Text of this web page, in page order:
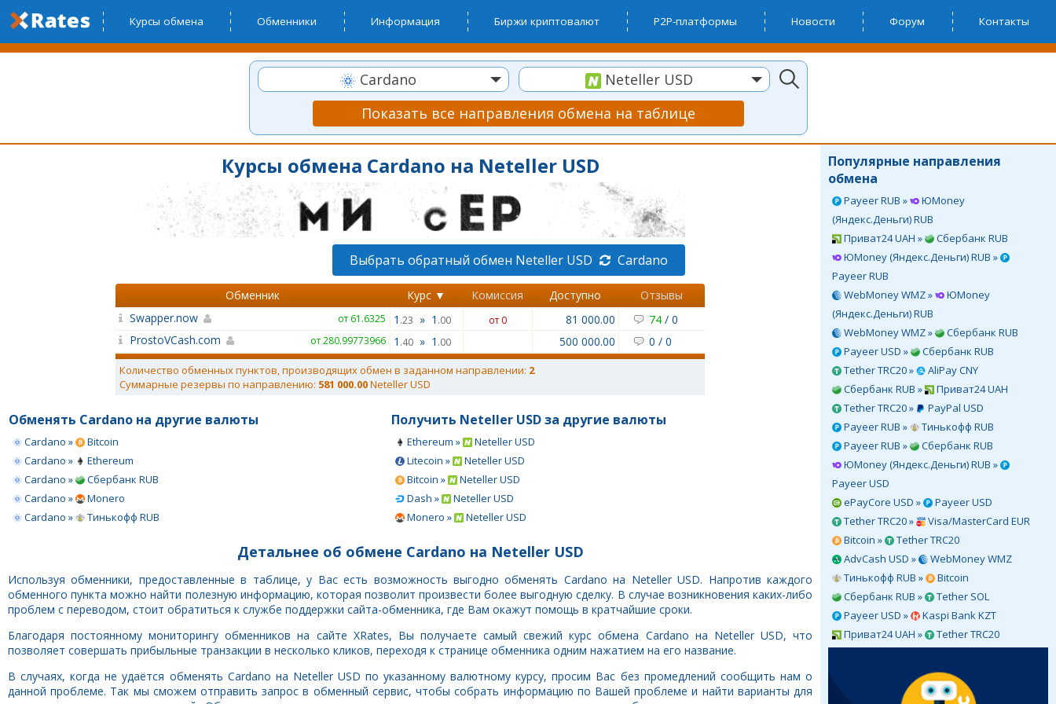
Курсы обмена Обменники Информация Биржи криптовалют P2P-платформы Новости Форум Контакты
Cardano
Neteller USD
Показать все направления обмена на таблице
Популярные направления
обмена
Payeer RUB »
ЮMoney
(Яндекс.Деньги) RUB
Приват24 UAH »
Сбербанк RUB
ЮMoney (Яндекс.Деньги) RUB »
Payeer RUB
WebMoney WMZ »
ЮMoney
(Яндекс.Деньги) RUB
WebMoney WMZ »
Сбербанк RUB
Payeer USD »
Сбербанк RUB
Tether TRC20 »
AliPay CNY
Сбербанк RUB »
Приват24 UAH
Tether TRC20 »
PayPal USD
Payeer RUB »
Тинькофф RUB
Payeer RUB »
Сбербанк RUB
ЮMoney (Яндекс.Деньги) RUB »
Payeer USD
ePayCore USD »
Payeer USD
Tether TRC20 »
Visa/MasterCard EUR
Bitcoin »
Tether TRC20
AdvCash USD »
WebMoney WMZ
Тинькофф RUB »
Bitcoin
Сбербанк RUB »
Tether SOL
Payeer USD »
Kaspi Bank KZT
Приват24 UAH »
Tether TRC20
Курсы обмена Cardano на Neteller USD
Выбрать обратный обмен Neteller USD Cardano
Обменник Курс ▼ Комиссия Доступно
Отзывы
Swapper.now
от 61.6325 1 .23 » 1 .00 от 0 81 000.00 74 / 0
ProstoVCash.com
от 280.99773966 1 .40 » 1 .00 500 000.00 0 / 0
Количество обменных пунктов, производящих обмен в заданном направлении: 2
Суммарные резервы по направлению: 581 000.00Neteller USD
Обменять Cardano на другие валюты
Cardano »
Bitcoin
Cardano »
Ethereum
Cardano »
Сбербанк RUB
Cardano »
Monero
Cardano »
Тинькофф RUB
Получить Neteller USD за другие валюты
Ethereum »
Neteller USD
Litecoin »
Neteller USD
Bitcoin »
Neteller USD
Dash »
Neteller USD
Monero »
Neteller USD
Детальнее об обмене Cardano на Neteller USD
Используя обменники, предоставленные в таблице, у Вас есть возможность выгодно обменять Cardano на Neteller USD. Напротив каждого
обменного пункта можно найти полезную информацию, которая позволит произвести более выгодную сделку. В случае возникновения каких-либо
проблем с переводом, стоит обратиться к службе поддержки сайта-обменника, где Вам окажут помощь в кратчайшие сроки.
Благодаря постоянному мониторингу обменников на сайте XRates, Вы получаете самый свежий курс обмена Cardano на Neteller USD, что
позволяет совершать прибыльные транзакции в несколько кликов, переходя к странице обменника одним нажатием на его название.
В случаях, когда не удаётся обменять Cardano на Neteller USD по указанному валютному курсу, просим Вас без промедлений сообщить нам о
данной проблеме. Так мы сможем отправить запрос в обменный сервис, чтобы собрать информацию по Вашей проблеме и найти варианты для